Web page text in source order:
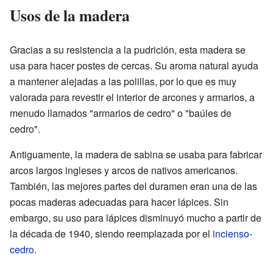
Usos de la madera
Gracias a su resistencia a la pudrición, esta madera se
usa para hacer postes de cercas. Su aroma natural ayuda
a mantener alejadas a las polillas, por lo que es muy
valorada para revestir el interior de arcones y armarios, a
menudo llamados "armarios de cedro" o "baúles de
cedro".
Antiguamente, la madera de sabina se usaba para fabricar
arcos largos ingleses y arcos de nativos americanos.
También, las mejores partes del duramen eran una de las
pocas maderas adecuadas para hacer lápices. Sin
embargo, su uso para lápices disminuyó mucho a partir de
la década de 1940, siendo reemplazada por el incienso-
cedro.